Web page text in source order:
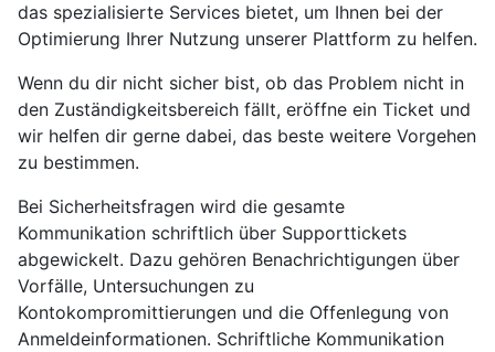
das spezialisierte Services bietet, um Ihnen bei der
Optimierung Ihrer Nutzung unserer Plattform zu helfen.
Wenn du dir nicht sicher bist, ob das Problem nicht in
den Zuständigkeitsbereich fällt, eröffne ein Ticket und
wir helfen dir gerne dabei, das beste weitere Vorgehen
zu bestimmen.
Bei Sicherheitsfragen wird die gesamte
Kommunikation schriftlich über Supporttickets
abgewickelt. Dazu gehören Benachrichtigungen über
Vorfälle, Untersuchungen zu
Kontokompromittierungen und die Offenlegung von
Anmeldeinformationen. Schriftliche Kommunikation